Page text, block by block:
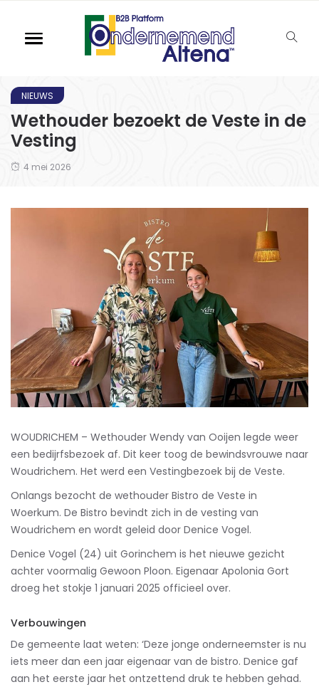
NIEUWS
Wethouder bezoekt de Veste in de
Vesting
4 mei 2026
WOUDRICHEM – Wethouder Wendy van Ooijen legde weer
een bedijrfsbezoek af. Dit keer toog de bewindsvrouwe naar
Woudrichem. Het werd een Vestingbezoek bij de Veste.
Onlangs bezocht de wethouder Bistro de Veste in
Woerkum. De Bistro bevindt zich in de vesting van
Woudrichem en wordt geleid door Denice Vogel.
Denice Vogel (24) uit Gorinchem is het nieuwe gezicht
achter voormalig Gewoon Ploon. Eigenaar Apolonia Gort
droeg het stokje 1 januari 2025 officieel over.
Verbouwingen
De gemeente laat weten: ‘Deze jonge onderneemster is nu
iets meer dan een jaar eigenaar van de bistro. Denice gaf
aan het eerste jaar het ontzettend druk te hebben gehad.